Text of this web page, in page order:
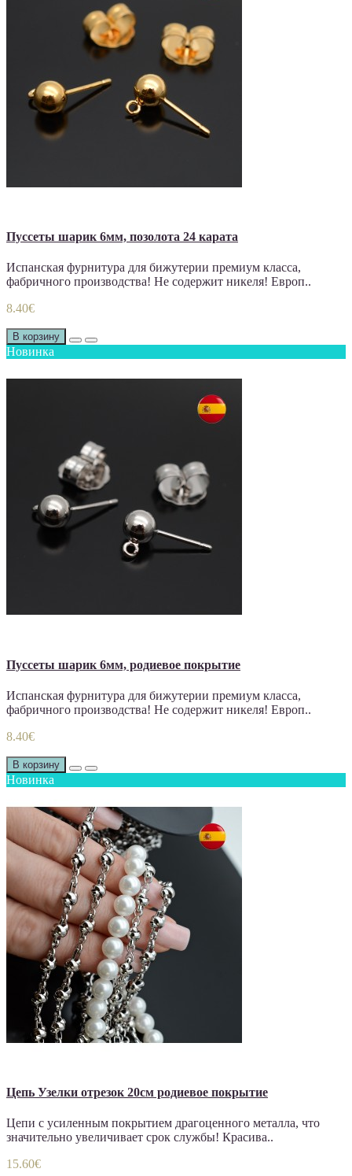
Пуссеты шарик 6мм, позолота 24 карата
Испанская фурнитура для бижутерии премиум класса,
фабричного производства! Не содержит никеля! Европ..
8.40€
В корзину
Новинка
Пуссеты шарик 6мм, родиевое покрытие
Испанская фурнитура для бижутерии премиум класса,
фабричного производства! Не содержит никеля! Европ..
8.40€
В корзину
Новинка
Цепь Узелки отрезок 20см родиевое покрытие
Цепи с усиленным покрытием драгоценного металла, что
значительно увеличивает срок службы! Красива..
15.60€